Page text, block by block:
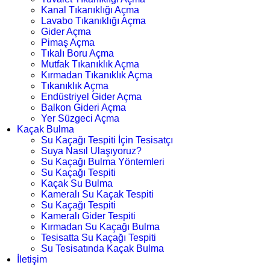
Kanal Tıkanıklığı Açma
Lavabo Tıkanıklığı Açma
Gider Açma
Pimaş Açma
Tıkalı Boru Açma
Mutfak Tıkanıklık Açma
Kırmadan Tıkanıklık Açma
Tıkanıklık Açma
Endüstriyel Gider Açma
Balkon Gideri Açma
Yer Süzgeci Açma
Kaçak Bulma
Su Kaçağı Tespiti İçin Tesisatçı
Suya Nasıl Ulaşıyoruz?
Su Kaçağı Bulma Yöntemleri
Su Kaçağı Tespiti
Kaçak Su Bulma
Kameralı Su Kaçak Tespiti
Su Kaçağı Tespiti
Kameralı Gider Tespiti
Kırmadan Su Kaçağı Bulma
Tesisatta Su Kaçağı Tespiti
Su Tesisatında Kaçak Bulma
İletişim